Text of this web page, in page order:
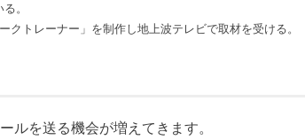
。
クトレーナー」を制作し地上波テレビで取材を受ける。
ルを送る機会が増えてきます。